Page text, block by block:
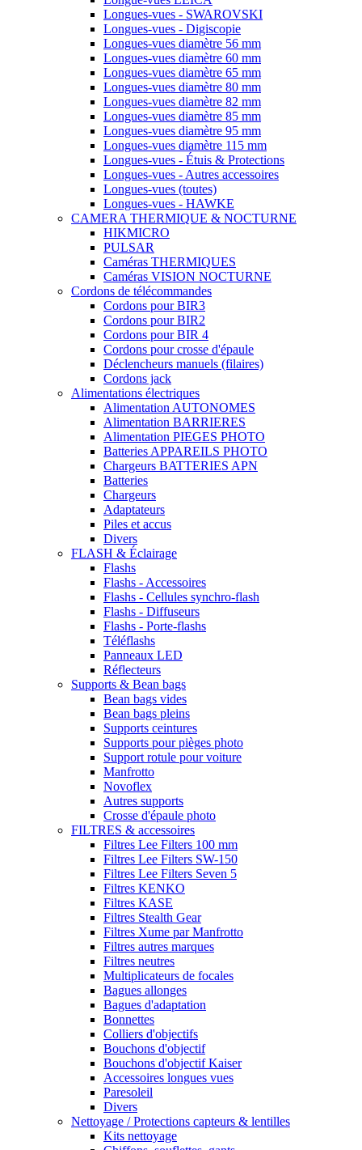
Longues-vues - SWAROVSKI
Longues-vues - Digiscopie
Longues-vues diamètre 56 mm
Longues-vues diamètre 60 mm
Longues-vues diamètre 65 mm
Longues-vues diamètre 80 mm
Longues-vues diamètre 82 mm
Longues-vues diamètre 85 mm
Longues-vues diamètre 95 mm
Longues-vues diamètre 115 mm
Longues-vues - Étuis & Protections
Longues-vues - Autres accessoires
Longues-vues (toutes)
Longues-vues - HAWKE
CAMERA THERMIQUE & NOCTURNE
HIKMICRO
PULSAR
Caméras THERMIQUES
Caméras VISION NOCTURNE
Cordons de télécommandes
Cordons pour BIR3
Cordons pour BIR2
Cordons pour BIR 4
Cordons pour crosse d'épaule
Déclencheurs manuels (filaires)
Cordons jack
Alimentations électriques
Alimentation AUTONOMES
Alimentation BARRIERES
Alimentation PIEGES PHOTO
Batteries APPAREILS PHOTO
Chargeurs BATTERIES APN
Batteries
Chargeurs
Adaptateurs
Piles et accus
Divers
FLASH & Éclairage
Flashs
Flashs - Accessoires
Flashs - Cellules synchro-flash
Flashs - Diffuseurs
Flashs - Porte-flashs
Téléflashs
Panneaux LED
Réflecteurs
Supports & Bean bags
Bean bags vides
Bean bags pleins
Supports ceintures
Supports pour pièges photo
Support rotule pour voiture
Manfrotto
Novoflex
Autres supports
Crosse d'épaule photo
FILTRES & accessoires
Filtres Lee Filters 100 mm
Filtres Lee Filters SW-150
Filtres Lee Filters Seven 5
Filtres KENKO
Filtres KASE
Filtres Stealth Gear
Filtres Xume par Manfrotto
Filtres autres marques
Filtres neutres
Multiplicateurs de focales
Bagues allonges
Bagues d'adaptation
Bonnettes
Colliers d'objectifs
Bouchons d'objectif
Bouchons d'objectif Kaiser
Accessoires longues vues
Paresoleil
Divers
Nettoyage / Protections capteurs & lentilles
Kits nettoyage